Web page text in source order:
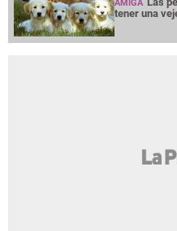
AMIGA
tener una